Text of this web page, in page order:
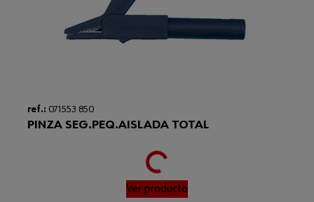
ref.: 071553 850
PINZA SEG.PEQ.AISLADA TOTAL
Loading...
Ver producto